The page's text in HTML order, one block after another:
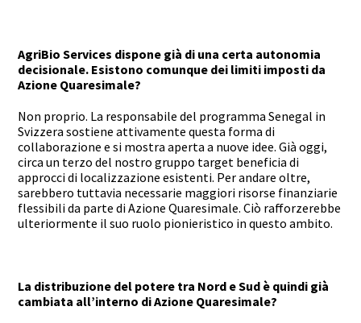
AgriBio Services dispone già di una certa autonomia
decisionale. Esistono comunque dei limiti imposti da
Azione Quaresimale?
Non proprio. La responsabile del programma Senegal in
Svizzera sostiene attivamente questa forma di
collaborazione e si mostra aperta a nuove idee. Già oggi,
circa un terzo del nostro gruppo target beneficia di
approcci di localizzazione esistenti. Per andare oltre,
sarebbero tuttavia necessarie maggiori risorse finanziarie
flessibili da parte di Azione Quaresimale. Ciò rafforzerebbe
ulteriormente il suo ruolo pionieristico in questo ambito.
La distribuzione del potere tra Nord e Sud è quindi già
cambiata all’interno di Azione Quaresimale?